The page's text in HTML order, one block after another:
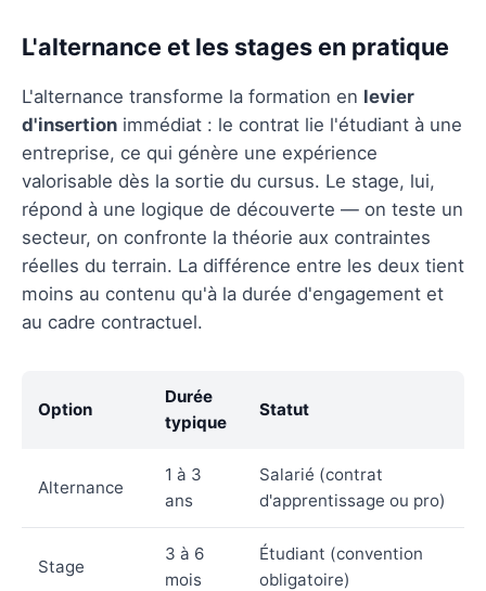
L'alternance et les stages en pratique
L'alternance transforme la formation en levier
d'insertion immédiat : le contrat lie l'étudiant à une
entreprise, ce qui génère une expérience
valorisable dès la sortie du cursus. Le stage, lui,
répond à une logique de découverte — on teste un
secteur, on confronte la théorie aux contraintes
réelles du terrain. La différence entre les deux tient
moins au contenu qu'à la durée d'engagement et
au cadre contractuel.
Option
Durée
typique
Statut
Alternance
1 à 3
ans
Salarié (contrat
d'apprentissage ou pro)
Stage
3 à 6
mois
Étudiant (convention
obligatoire)